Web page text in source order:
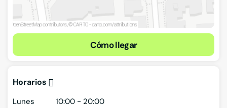
Cómo llegar
Horarios
Lunes
10:00 - 20:00